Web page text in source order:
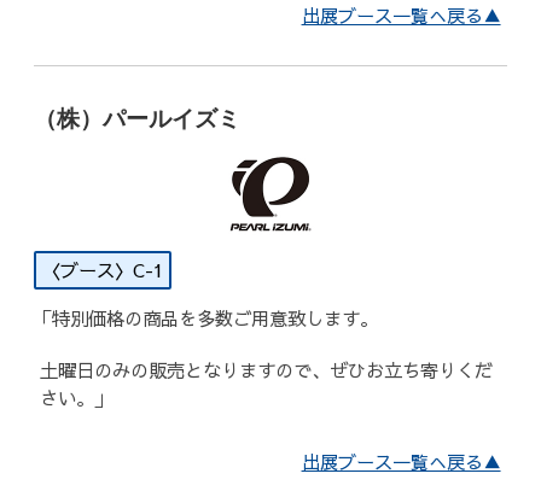
出展ブース一覧へ戻る▲
（株）パールイズミ
C-1
「特別価格の商品を多数ご用意致します。
土曜日のみの販売となりますので、ぜひお立ち寄りくだ
さい。」
出展ブース一覧へ戻る▲